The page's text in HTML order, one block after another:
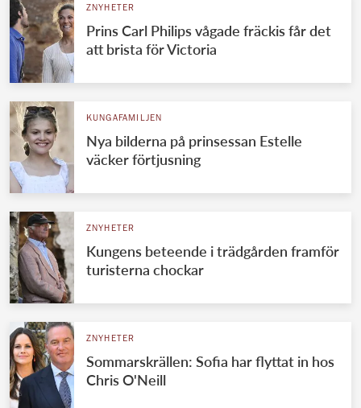
ZNYHETER
Prins Carl Philips vågade fräckis får det
att brista för Victoria
KUNGAFAMILJEN
Nya bilderna på prinsessan Estelle
väcker förtjusning
ZNYHETER
Kungens beteende i trädgården framför
turisterna chockar
ZNYHETER
Sommarskrällen: Sofia har flyttat in hos
Chris O'Neill